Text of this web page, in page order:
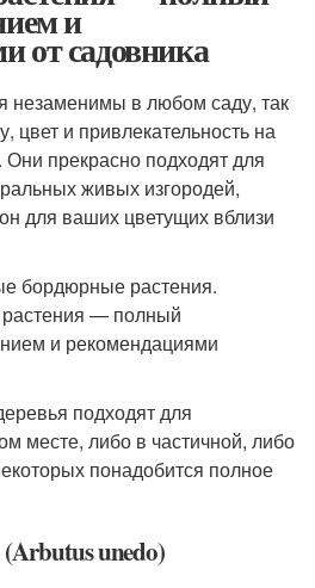
и
от садовника
незаменимы в любом саду, так
цвет и привлекательность на
Они прекрасно подходят для
живых изгородей,
для ваших цветущих вблизи
подходят для
месте, либо в частичной, либо
понадобится полное
unedo)